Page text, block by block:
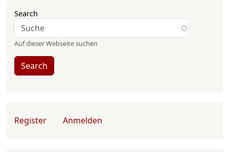
Search
Auf dieser Webseite suchen
Search
User account menu
Register Anmelden